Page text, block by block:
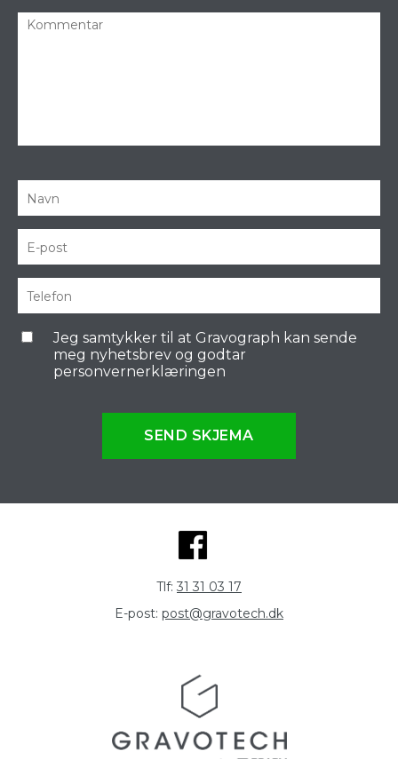
Jeg samtykker til at Gravograph kan sende
meg nyhetsbrev og godtar
personvernerklæringen
SEND SKJEMA
Tlf: 31 31 03 17
E-post: post@gravotech.dk